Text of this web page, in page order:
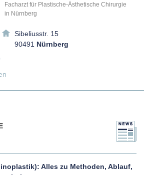
Facharzt für Plastische-Ästhetische Chirurgie
in Nürnberg
Sibeliusstr. 15
90491 Nürnberg
Plastisch-Ästhetischer Chirurg in Dresden
Postplatz 6
01067Dresden
Alles zu Methoden, Ablauf,